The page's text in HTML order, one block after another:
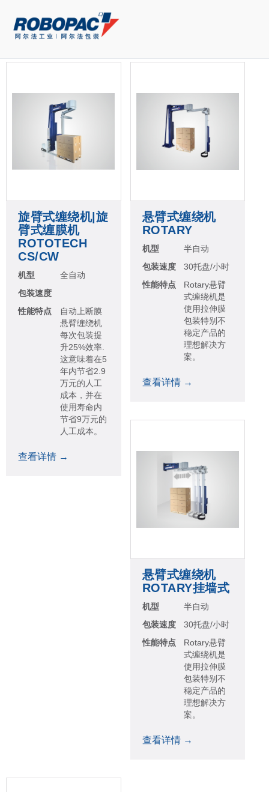
旋臂式缠绕机|旋
臂式缠膜机
ROTOTECH
CS/CW
机型
全自动
包装速度
性能特点
自动上断膜
悬臂缠绕机
每次包装提
升25%效率.
这意味着在5
年内节省2.9
万元的人工
成本，并在
使用寿命内
节省9万元的
人工成本。
查看详情 →
悬臂式缠绕机
ROTARY
机型
半自动
包装速度
30托盘/小时
性能特点
Rotary悬臂
式缠绕机是
使用拉伸膜
包装特别不
稳定产品的
理想解决方
案。
查看详情 →
悬臂式缠绕机
ROTARY挂墙式
机型
半自动
包装速度
30托盘/小时
性能特点
Rotary悬臂
式缠绕机是
使用拉伸膜
包装特别不
稳定产品的
理想解决方
案。
查看详情 →